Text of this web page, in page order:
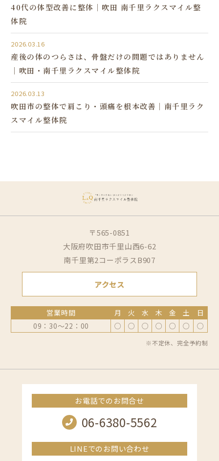
40代の体型改善に整体｜吹田 南千里ラクスマイル整
体院
2026.03.16
産後の体のつらさは、骨盤だけの問題ではありません
｜吹田・南千里ラクスマイル整体院
2026.03.13
吹田市の整体で肩こり・頭痛を根本改善｜南千里ラク
スマイル整体院
〒565-0851
大阪府吹田市千里山西6-62
南千里第2コーポラスB907
アクセス
営業時間 月 火 水 木 金 土
日
09：30～22：00
○ ○ ○ ○ ○ ○ ○
※不定休、完全予約制
お電話でのお問合せ
06-6380-5562
LINEでのお問い合わせ